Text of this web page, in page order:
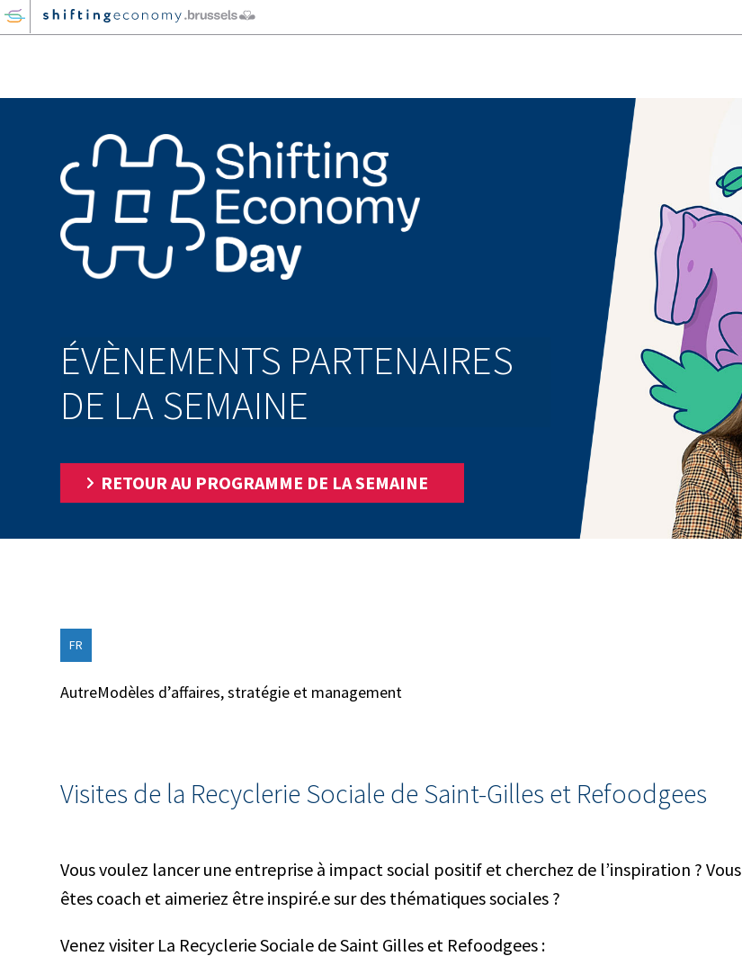
GO
TO
ÉVÈNEMENTS PARTENAIRES
DE LA SEMAINE
RETOUR AU PROGRAMME DE LA SEMAINE
FR
AutreModèles d’affaires, stratégie et management
Visites de la Recyclerie Sociale de Saint-Gilles et Refoodgees
Vous voulez lancer une entreprise à impact social positif et cherchez de l’inspiration ? Vous
êtes coach et aimeriez être inspiré.e sur des thématiques sociales ?
Venez visiter La Recyclerie Sociale de Saint Gilles et Refoodgees :